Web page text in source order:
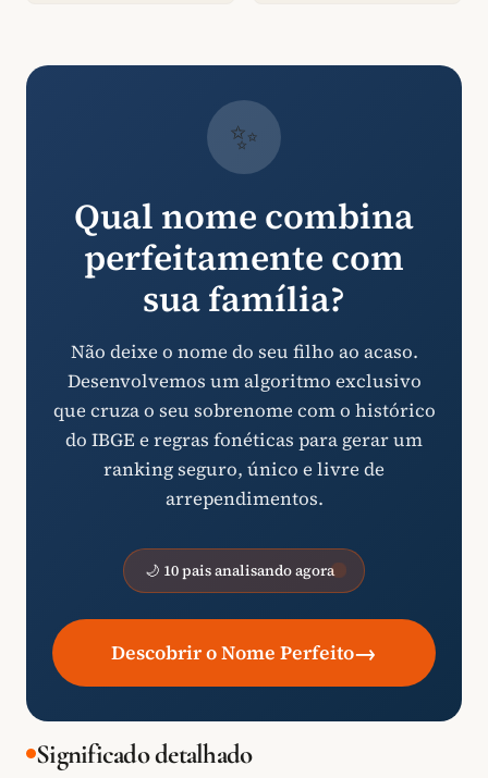
✨
Qual nome combina
perfeitamente com
sua família?
Não deixe o nome do seu filho ao acaso.
Desenvolvemos um algoritmo exclusivo
que cruza o seu sobrenome com o histórico
do IBGE e regras fonéticas para gerar um
ranking seguro, único e livre de
arrependimentos.
🌙 10 pais analisando agora
Descobrir o Nome Perfeito→
Significado detalhado